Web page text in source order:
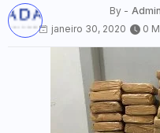
By - Admin
janeiro 30, 2020
0